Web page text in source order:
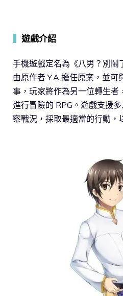
遊戲介紹
手機遊戲定名為《八男？別鬧
由原作者 Y.A 擔任原案，並
事，玩家將作為另一位轉生者
進行冒險的 RPG。遊戲支援
察戰況，採取最適當的行動，